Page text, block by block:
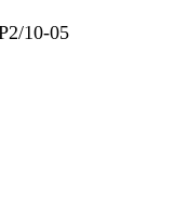
10-05